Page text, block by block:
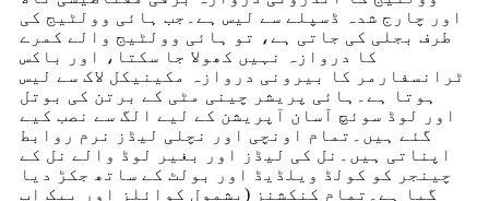
اور چارج شدہ ڈسپلے سے لیس ہے۔جب ہائی وولٹیج کی
طرف بجلی کی جاتی ہے، تو ہائی وولٹیج والے کمرے
کا دروازہ نہیں کھولا جا سکتا، اور باکس
ٹرانسفارمر کا بیرونی دروازہ مکینیکل لاک سے لیس
ہوتا ہے۔ہائی پریشر چینی مٹی کے برتن کی بوتل
اور لوڈ سوئچ آسان آپریشن کے لیے الگ سے نصب کیے
گئے ہیں۔تمام اونچی اور نچلی لیڈز نرم روابط
اپناتی ہیں۔نل کی لیڈز اور بغیر لوڈ والے نل کے
چینجر کو کولڈ ویلڈیڈ اور بولٹ کے ساتھ جکڑ دیا
گیا ہے۔تمام کنکشنز (بشمول کوائلز اور بیک اپ